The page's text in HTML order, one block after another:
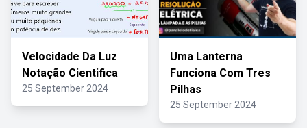
Velocidade Da Luz
Notação Cientifica
25 September 2024
Uma Lanterna
Funciona Com Tres
Pilhas
25 September 2024